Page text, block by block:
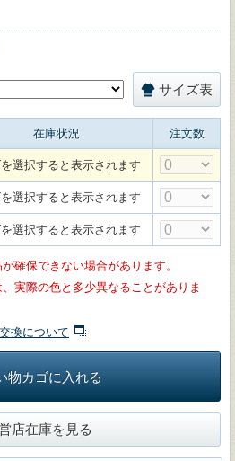
サイズ表
在庫状況 注文数
選択すると表示されます
選択すると表示されます
選択すると表示されます
確保できない場合があります。
実際の色と多少異なることがありま
換について
物カゴに入れる
店在庫を見る